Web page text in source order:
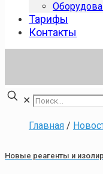
Тарифы
Контакты
✕
Главная /
Новые реагенты и